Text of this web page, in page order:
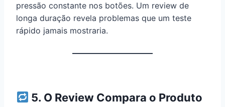
pressão constante nos botões. Um review de
longa duração revela problemas que um teste
rápido jamais mostraria.
5. O Review Compara o Produto